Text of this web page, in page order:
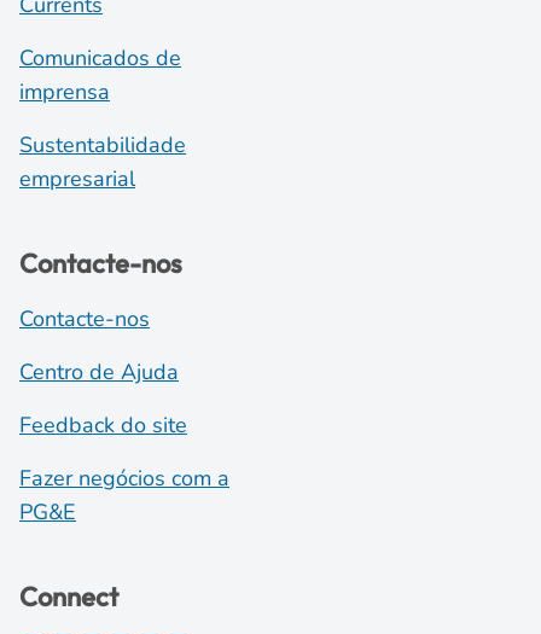
Comunicados de
imprensa
Sustentabilidade
empresarial
Contacte-nos
Contacte-nos
Centro de Ajuda
Feedback do site
Fazer negócios com a
PG&E
Connect